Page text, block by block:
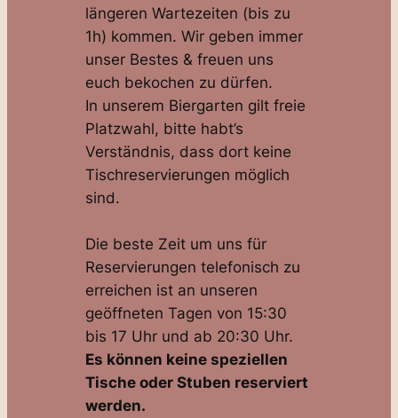
längeren Wartezeiten (bis zu
1h) kommen. Wir geben immer
unser Bestes & freuen uns
euch bekochen zu dürfen.
In unserem Biergarten gilt freie
Platzwahl, bitte habt’s
Verständnis, dass dort keine
Tischreservierungen möglich
sind.
Die beste Zeit um uns für
Reservierungen telefonisch zu
erreichen ist an unseren
geöffneten Tagen von 15:30
bis 17 Uhr und ab 20:30 Uhr.
Es können keine speziellen
Tische oder Stuben reserviert
werden.